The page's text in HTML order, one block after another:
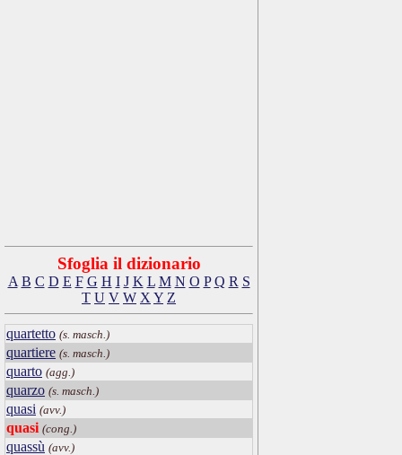
Sfoglia il dizionario
A B C D E F G H I J K L M N O P Q R S
T U V W X Y Z
quartetto (s. masch.)
quartiere (s. masch.)
quarto (agg.)
quarzo (s. masch.)
quasi (avv.)
quasi (cong.)
quassù (avv.)